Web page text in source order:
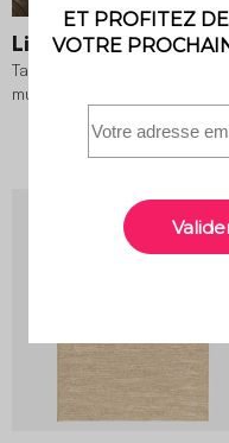
Liv
Tapis intérieur motif persan
multicolore 200x280cm